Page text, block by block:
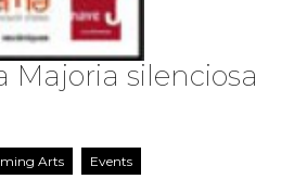
Majoria silenciosa
Arts Events